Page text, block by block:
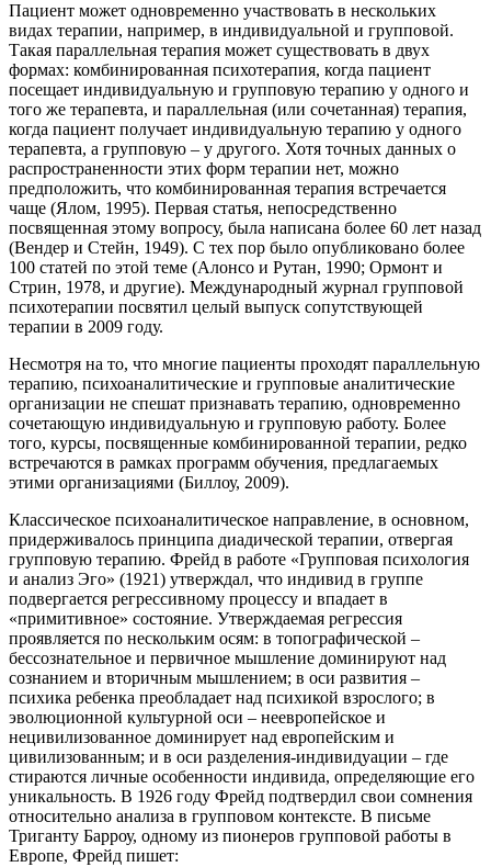
Пациент может одновременно участвовать в нескольких
видах терапии, например, в индивидуальной и групповой.
Такая параллельная терапия может существовать в двух
формах: комбинированная психотерапия, когда пациент
посещает индивидуальную и групповую терапию у одного и
того же терапевта, и параллельная (или сочетанная) терапия,
когда пациент получает индивидуальную терапию у одного
терапевта, а групповую – у другого. Хотя точных данных о
распространенности этих форм терапии нет, можно
предположить, что комбинированная терапия встречается
чаще (Ялом, 1995). Первая статья, непосредственно
посвященная этому вопросу, была написана более 60 лет назад
(Вендер и Стейн, 1949). С тех пор было опубликовано более
100 статей по этой теме (Алонсо и Рутан, 1990; Ормонт и
Стрин, 1978, и другие). Международный журнал групповой
психотерапии посвятил целый выпуск сопутствующей
терапии в 2009 году.
Несмотря на то, что многие пациенты проходят параллельную
терапию, психоаналитические и групповые аналитические
организации не спешат признавать терапию, одновременно
сочетающую индивидуальную и групповую работу. Более
того, курсы, посвященные комбинированной терапии, редко
встречаются в рамках программ обучения, предлагаемых
этими организациями (Биллоу, 2009).
Классическое психоаналитическое направление, в основном,
придерживалось принципа диадической терапии, отвергая
групповую терапию. Фрейд в работе «Групповая психология
и анализ Эго» (1921) утверждал, что индивид в группе
подвергается регрессивному процессу и впадает в
«примитивное» состояние. Утверждаемая регрессия
проявляется по нескольким осям: в топографической –
бессознательное и первичное мышление доминируют над
сознанием и вторичным мышлением; в оси развития –
психика ребенка преобладает над психикой взрослого; в
эволюционной культурной оси – неевропейское и
нецивилизованное доминирует над европейским и
цивилизованным; и в оси разделения-индивидуации – где
стираются личные особенности индивида, определяющие его
уникальность. В 1926 году Фрейд подтвердил свои сомнения
относительно анализа в групповом контексте. В письме
Триганту Барроу, одному из пионеров групповой работы в
Европе, Фрейд пишет: